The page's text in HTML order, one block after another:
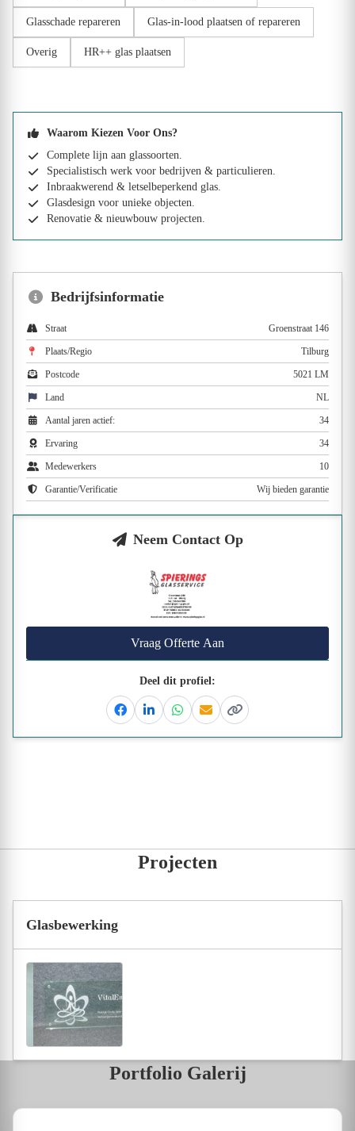
Glasschade repareren Glas-in-lood plaatsen of repareren
Overig HR++ glas plaatsen
Waarom Kiezen Voor Ons?
Complete lijn aan glassoorten.
Specialistisch werk voor bedrijven & particulieren.
Inbraakwerend & letselbeperkend glas.
Glasdesign voor unieke objecten.
Renovatie & nieuwbouw projecten.
Bedrijfsinformatie
Straat Groenstraat 146
Plaats/Regio Tilburg
Postcode 5021 LM
Land NL
Aantal jaren actief: 34
Ervaring 34
Medewerkers 10
Garantie/Verificatie Wij bieden garantie
Neem Contact Op
Vraag Offerte Aan
Deel dit profiel:
FacebookLinkedinWhatsapp
EmailKopieer link
Projecten
Glasbewerking
Portfolio Galerij